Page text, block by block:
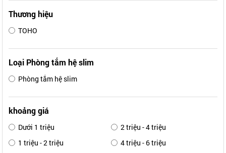
Thương hiệu
TOHO
Loại Phòng tắm hệ slim
Phòng tắm hệ slim
khoảng giá
Dưới 1 triệu
2 triệu - 4 triệu
1 triệu - 2 triệu
4 triệu - 6 triệu